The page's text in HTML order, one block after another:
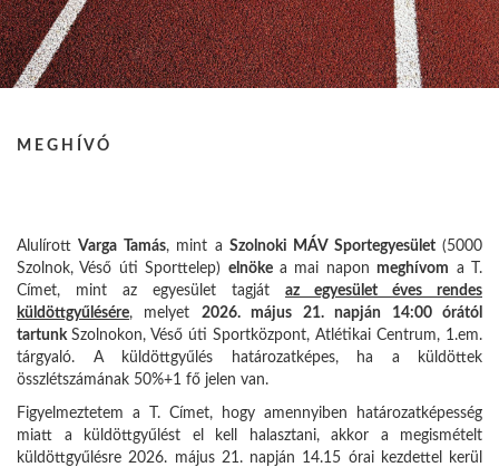
M E G H Í V Ó
AlulírottVarga Tamás, mint a Szolnoki MÁV Sportegyesület(5000
Szolnok, Véső úti Sporttelep) elnökea mai naponmeghívom a T.
Címet, mint az egyesület tagját az egyesület éves rendes
küldöttgyűlésére, melyet 2026. május 21. napján 14:00 órától
tartunk Szolnokon, Véső úti Sportközpont, Atlétikai Centrum, 1.em.
tárgyaló. A küldöttgyűlés határozatképes, ha a küldöttek
összlétszámának 50%+1 fő jelen van.
Figyelmeztetem a T. Címet, hogy amennyiben határozatképesség
miatt a küldöttgyűlést el kell halasztani, akkor a megismételt
küldöttgyűlésre 2026. május 21. napján 14.15 órai kezdettel kerül